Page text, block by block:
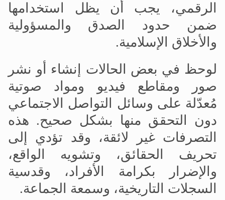
الرقمي، يجب أن يظل استخدامها
ضمن حدود الصدق والمسؤولية
والأخلاق الإسلامية.
لوحظ في بعض الحالات إنشاء أو نشر
صور ومقاطع فيديو ومواد صوتية
مُعدّلة على وسائل التواصل الاجتماعي
دون التحقق منها بشكل صحيح. هذه
التصرفات غير لائقة، وقد تؤدي إلى
تحريف الحقائق، وتشويه الواقع،
والإضرار بكرامة الأفراد، وقدسية
السجلات التاريخية، وسمعة الجماعة.